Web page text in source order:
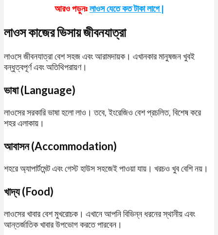
আরও পড়ুনঃলাওস যেতে কত টাকা লাগে |
লাওস কাজের ভিসায় জীবনযাত্রা
লাওসে জীবনযাত্রা বেশ সহজ এবং আরামদায়ক। এখানকার মানুষজন খুবই
বন্ধুত্বপূর্ণ এবং অতিথিপরায়ণ।
ভাষা (Language)
লাওসের সরকারি ভাষা হলো লাও। তবে, ইংরেজিও বেশ প্রচলিত, বিশেষ করে
শহর এলাকায়।
আবাসন (Accommodation)
শহরে অ্যাপার্টমেন্ট এবং গেস্ট হাউস সহজেই পাওয়া যায়। খরচও খুব বেশি নয়।
খাদ্য (Food)
লাওসের খাবার বেশ মুখরোচক। এখানে আপনি বিভিন্ন ধরনের স্থানীয় এবং
আন্তর্জাতিক খাবার উপভোগ করতে পারবেন।